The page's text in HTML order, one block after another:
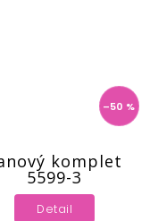
–50 %
komplet
5599-3
Detail